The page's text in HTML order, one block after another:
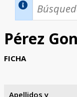
Inicio
Pérez
FICHA
Apellidos y